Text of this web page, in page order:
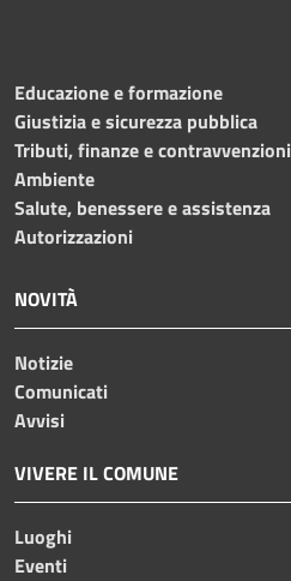
Educazione e formazione
Giustizia e sicurezza pubblica
Tributi, finanze e contravvenzioni
Ambiente
Salute, benessere e assistenza
Autorizzazioni
NOVITÀ
Notizie
Comunicati
Avvisi
VIVERE IL COMUNE
Luoghi
Eventi